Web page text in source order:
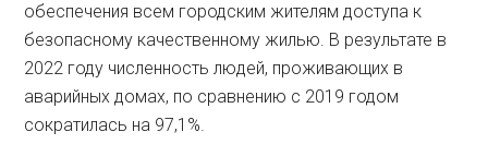
обес­печения всем городским жителям доступа к
безопасному качественному жилью. В результате в
2022 году численность людей, проживающих в
аварийных домах, по сравнению с 2019 годом
сократилась на 97,1%.